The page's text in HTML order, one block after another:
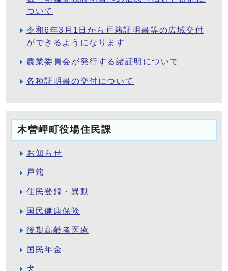
ついて
令和6年3月1日から戸籍証明書等の広域交付
ができるようになります
農業委員会が発行する諸証明について
各種証明書の交付について
木曽岬町役場住民課
お知らせ
戸籍
住民登録・異動
国民健康保険
後期高齢者医療
国民年金
犬